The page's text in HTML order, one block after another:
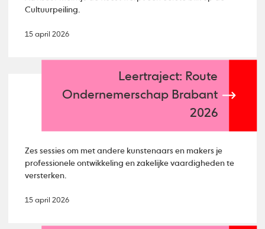
Cultuurpeiling.
15 april 2026
Leertraject: Route
Ondernemerschap Brabant
2026
Zes sessies om met andere kunstenaars en makers je
professionele ontwikkeling en zakelijke vaardigheden te
versterken.
15 april 2026